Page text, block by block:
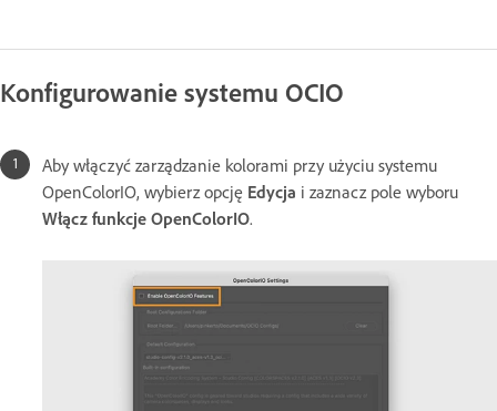
Konfigurowanie systemu OCIO
Aby włączyć zarządzanie kolorami przy użyciu systemu
OpenColorIO, wybierz opcję Edycja i zaznacz pole wyboru
Włącz funkcje OpenColorIO.